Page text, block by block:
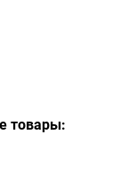
товары: